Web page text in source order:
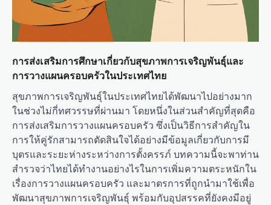
การส่งเสริมการศึกษาเกี่ยวกับสุขภาพการเจริญพันธุ์และ
การวางแผนครอบครัวในประเทศไทย
สุขภาพการเจริญพันธุ์ในประเทศไทยได้พัฒนาไปอย่างมาก
ในช่วงไม่กี่ทศวรรษที่ผ่านมา โดยหนึ่งในส่วนสำคัญที่สุดคือ
การส่งเสริมการวางแผนครอบครัว ซึ่งเป็นวิธีการสำคัญใน
การให้คู่รักสามารถตัดสินใจได้อย่างมีข้อมูลเกี่ยวกับการมี
บุตรและระยะห่างระหว่างการตั้งครรภ์ บทความนี้จะพาท่าน
สำรวจว่าไทยได้ทำงานอย่างไรในการเพิ่มความตระหนักใน
เรื่องการวางแผนครอบครัว และมาตรการที่ถูกนำมาใช้เพื่อ
พัฒนาสุขภาพการเจริญพันธุ์ พร้อมกับอุปสรรคที่ยังคงมีอยู่